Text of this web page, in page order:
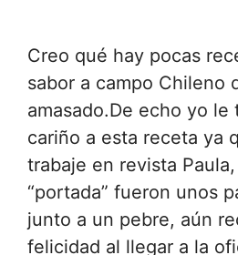
Creo qué hay pocas
sabor a campo Chileno
amasado.De echo yo le
cariño a esta receta ya
trabaje en revista
“portada” fueron unos
junto a un pebre, aún
felicidad al llegar a la